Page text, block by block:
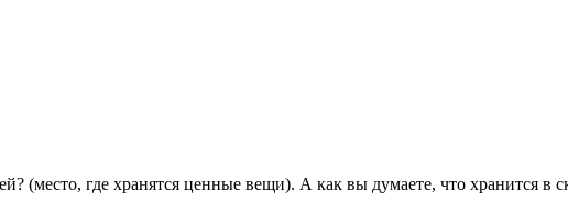
(место, где хранятся ценные вещи). А как вы думаете, что хранится в